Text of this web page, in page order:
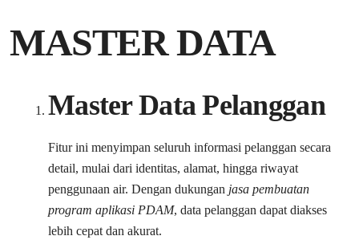
MASTER DATA
Master Data Pelanggan
Fitur ini menyimpan seluruh informasi pelanggan secara
detail, mulai dari identitas, alamat, hingga riwayat
penggunaan air. Dengan dukungan jasa pembuatan
program aplikasi PDAM, data pelanggan dapat diakses
lebih cepat dan akurat.